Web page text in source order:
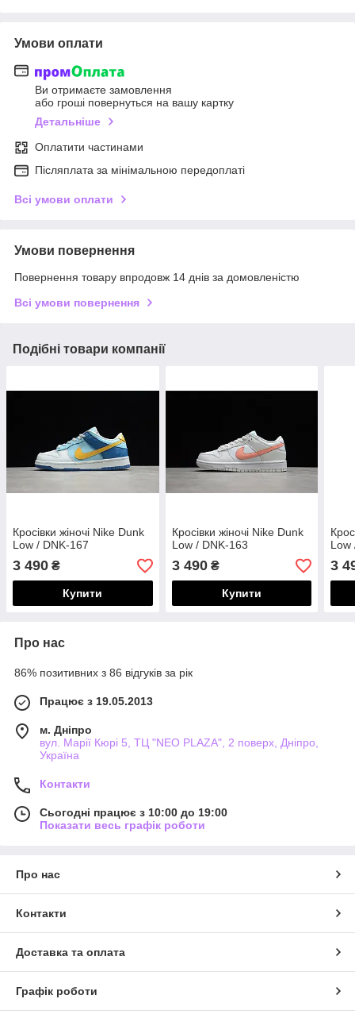
Умови оплати
Ви отримаєте замовлення
або гроші повернуться на вашу картку
Детальніше
Оплатити частинами
Післяплата за мінімальною передоплаті
Всі умови оплати
Умови повернення
Повернення товару впродовж 14 днів за домовленістю
Всі умови повернення
Подібні товари компанії
Кросівки жіночі Nike Dunk
Low / DNK-167
3 490 ₴
Купити
Кросівки жіночі Nike Dunk
Low / DNK-163
3 490₴
Купити
Low
3
Про нас
86% позитивних з 86 відгуків за рік
Працює з 19.05.2013
м. Дніпро
вул. Марії Кюрі 5, ТЦ "NEO PLAZA", 2 поверх, Дніпро,
Україна
Контакти
Сьогодні працює з 10:00 до 19:00
Показати весь графік роботи
Про нас
Контакти
Доставка та оплата
Графік роботи